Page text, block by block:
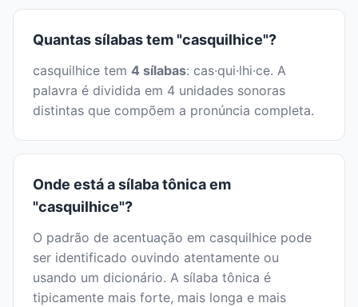
Quantas sílabas tem "casquilhice"?
casquilhice tem 4 sílabas: cas·qui·lhi·ce. A
palavra é dividida em 4 unidades sonoras
distintas que compõem a pronúncia completa.
Onde está a sílaba tônica em
"casquilhice"?
O padrão de acentuação em casquilhice pode
ser identificado ouvindo atentamente ou
usando um dicionário. A sílaba tônica é
tipicamente mais forte, mais longa e mais